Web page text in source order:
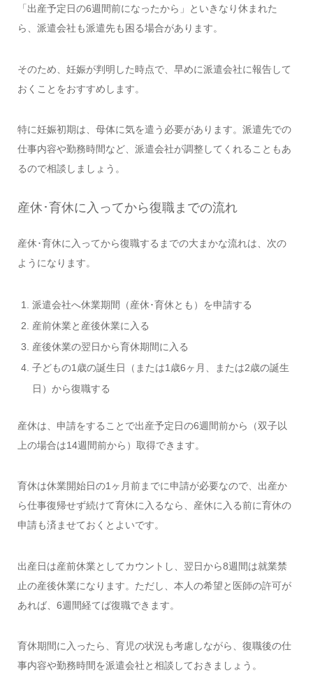
「出産予定日の6週間前になったから」といきなり休まれた
ら、派遣会社も派遣先も困る場合があります。
そのため、妊娠が判明した時点で、早めに派遣会社に報告して
おくことをおすすめします。
特に妊娠初期は、母体に気を遣う必要があります。派遣先での
仕事内容や勤務時間など、派遣会社が調整してくれることもあ
るので相談しましょう。
産休･育休に入ってから復職までの流れ
産休･育休に入ってから復職するまでの大まかな流れは、次の
ようになります。
派遣会社へ休業期間（産休･育休とも）を申請する
産前休業と産後休業に入る
産後休業の翌日から育休期間に入る
子どもの1歳の誕生日（または1歳6ヶ月、または2歳の誕生
日）から復職する
産休は、申請をすることで出産予定日の6週間前から（双子以
上の場合は14週間前から）取得できます。
育休は休業開始日の1ヶ月前までに申請が必要なので、出産か
ら仕事復帰せず続けて育休に入るなら、産休に入る前に育休の
申請も済ませておくとよいです。
出産日は産前休業としてカウントし、翌日から8週間は就業禁
止の産後休業になります。ただし、本人の希望と医師の許可が
あれば、6週間経てば復職できます。
育休期間に入ったら、育児の状況も考慮しながら、復職後の仕
事内容や勤務時間を派遣会社と相談しておきましょう。